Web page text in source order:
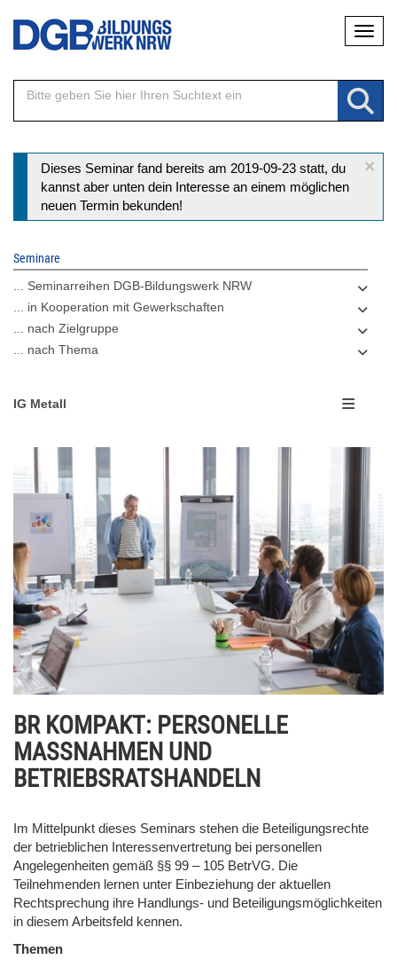
Direkt
Inhalt
×
Statusmeldung
Dieses Seminar fand bereits am 2019-09-23 statt, du
kannst aber unten dein Interesse an einem möglichen
neuen Termin bekunden!
Seminare
... Seminarreihen DGB-Bildungswerk NRW
... in Kooperation mit Gewerkschaften
... nach Zielgruppe
... nach Thema
IG Metall
BR KOMPAKT: PERSONELLE
MASSNAHMEN UND
BETRIEBSRATSHANDELN
Im Mittelpunkt dieses Seminars stehen die Beteiligungsrechte
der betrieblichen Interessenvertretung bei personellen
Angelegenheiten gemäß §§ 99 – 105 BetrVG. Die
Teilnehmenden lernen unter Einbeziehung der aktuellen
Rechtsprechung ihre Handlungs- und Beteiligungsmöglichkeiten
in diesem Arbeitsfeld kennen.
Themen